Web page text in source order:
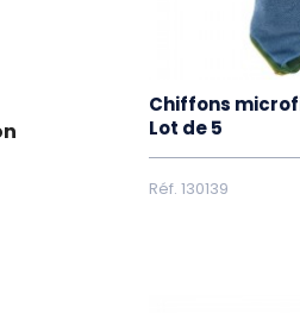
Chiffons
Lot de 5
Réf. 130139